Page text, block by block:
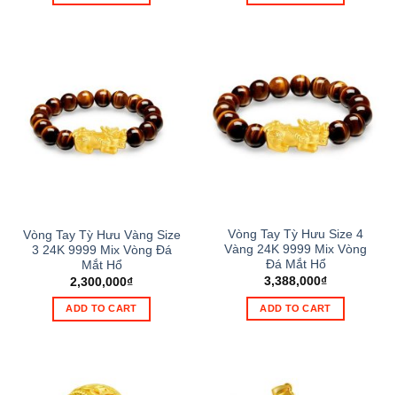
Vòng Tay Tỳ Hưu Vàng Size
3 24K 9999 Mix Vòng Đá
Mắt Hổ
2,300,000₫
ADD TO CART
Vòng Tay Tỳ Hưu Size 4
Vàng 24K 9999 Mix Vòng
Đá Mắt Hổ
3,388,000₫
ADD TO CART